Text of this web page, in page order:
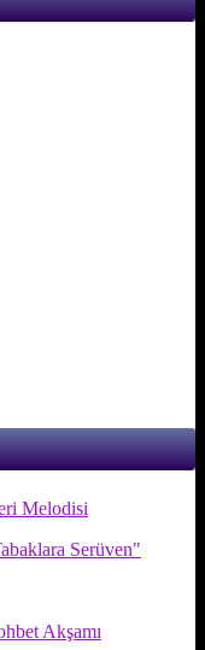
Melodisi
Serüven"
Akşamı